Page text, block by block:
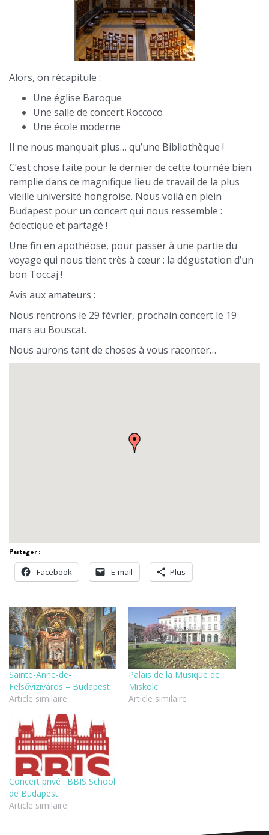
Alors, on récapitule :
Une église Baroque
Une salle de concert Roccoco
Une école moderne
Il ne nous manquait plus… qu’une Bibliothèque !
C’est chose faite pour le dernier de cette tournée bien
remplie dans ce magnifique lieu de travail de la plus
vieille université hongroise. Nous voilà en plein
Budapest pour un concert qui nous ressemble :
éclectique et partagé !
Une fin en apothéose, pour passer à une partie du
voyage qui nous tient très à cœur : la dégustation d’un
bon Toccaj !
Avis aux amateurs :
Nous rentrons le 29 février, prochain concert le 19
mars au Bouscat.
Nous aurons tant de choses à vous raconter…
Partager :
Facebook
E-mail Plus
Sainte-Anne-de-
Felsővíziváros – Budapest
Article similaire
Palais de la Musique de
Miskolc
Article similaire
Concert privé : BBIS School
de Budapest
Article similaire